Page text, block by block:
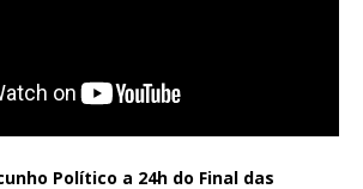
Político a 24h do Final das